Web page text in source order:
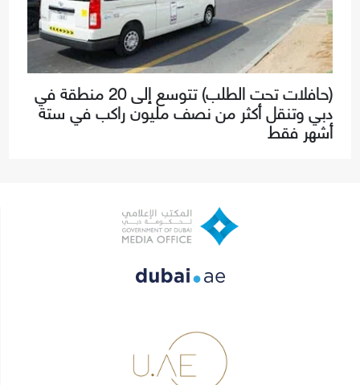
(حافلات تحت الطلب) تتوسع إلى 20 منطقة في
دبي وتنقل أكثر من نصف مليون راكب في ستة
أشهر فقط